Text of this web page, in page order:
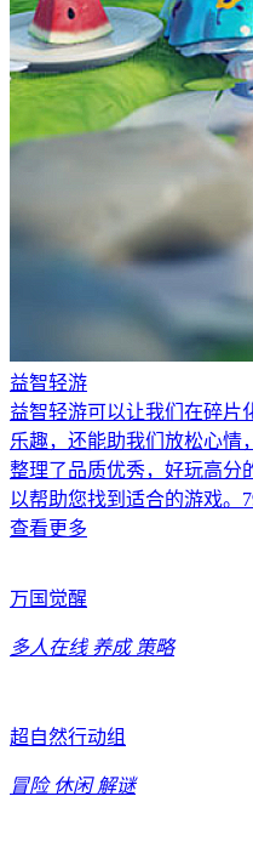
益智轻游
益智轻游可以让我们在碎片
乐趣，还能助我们放松心情
整理了品质优秀，好玩高分
以帮助您找到适合的游戏。
查看更多
万国觉醒
多人在线 养成 策略
超自然行动组
冒险 休闲 解谜